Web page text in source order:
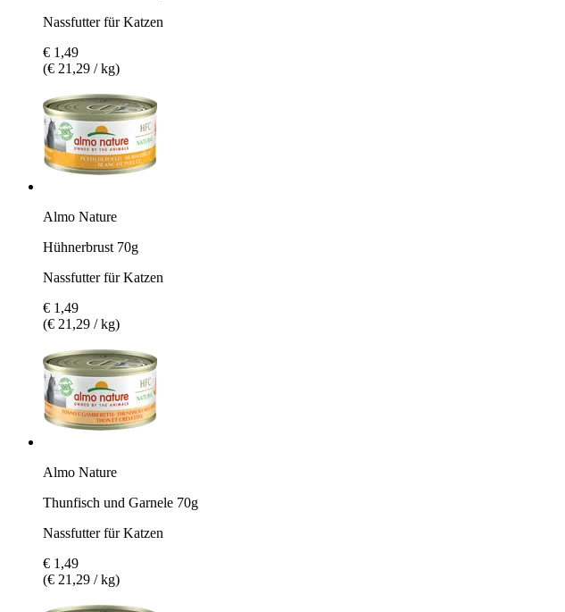
Nassfutter für Katzen
€ 1,49
(€ 21,29 / kg)
Almo Nature
Hühnerbrust 70g
Nassfutter für Katzen
€ 1,49
(€ 21,29 / kg)
Almo Nature
Thunfisch und Garnele 70g
Nassfutter für Katzen
€ 1,49
(€ 21,29 / kg)